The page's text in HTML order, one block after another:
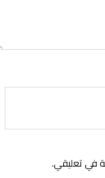
في تعليقي.